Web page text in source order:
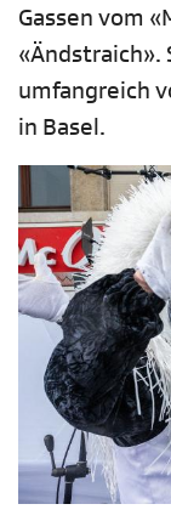
Gassen vom
«Ändstraich».
umfangreich
in Basel.